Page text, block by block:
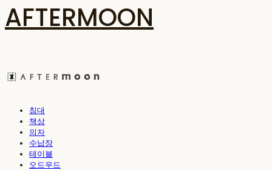
AFTERMOON
침대
책상
의자
수납장
테이블
오드우드